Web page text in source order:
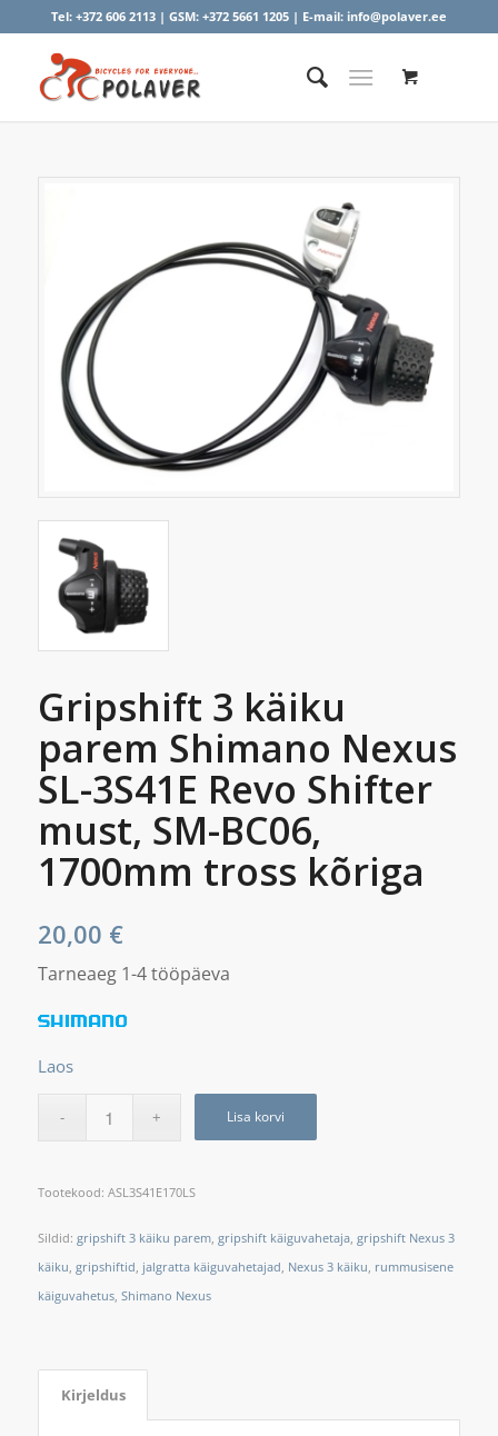
Tel: +372 606 2113| GSM: +372 5661 1205| E-mail: info@polaver.ee
Gripshift 3 käiku
parem Shimano Nexus
SL-3S41E Revo Shifter
must, SM-BC06,
1700mm tross kõriga
20,00 €
Tarneaeg 1-4 tööpäeva
Laos
Lisa korvi
Tootekood: ASL3S41E170LS
Sildid: gripshift 3 käiku parem, gripshift käiguvahetaja, gripshift Nexus 3
käiku, gripshiftid, jalgratta käiguvahetajad, Nexus 3 käiku, rummusisene
käiguvahetus, Shimano Nexus
Kirjeldus